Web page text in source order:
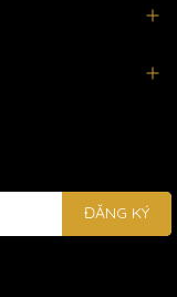
ĐĂNG KÝ